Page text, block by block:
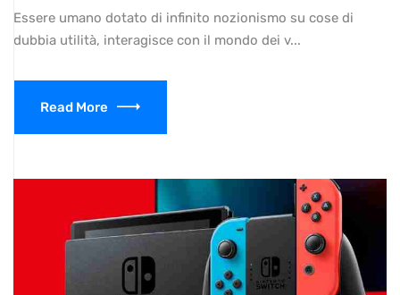
Essere umano dotato di infinito nozionismo su cose di
dubbia utilità, interagisce con il mondo dei v...
Read More